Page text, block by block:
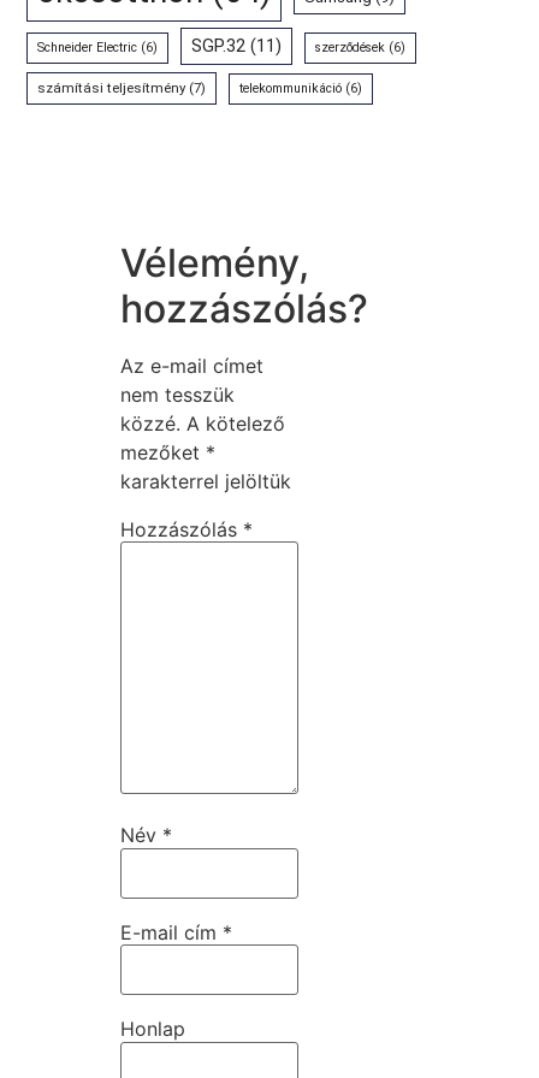
Schneider Electric (6) SGP.32 (11) szerződések (6)
számítási teljesítmény(7) telekommunikáció (6)
Vélemény,
hozzászólás?
Az e-mail címet
nem tesszük
közzé. A kötelező
mezőket *
karakterrel jelöltük
Hozzászólás *
Név *
E-mail cím *
Honlap